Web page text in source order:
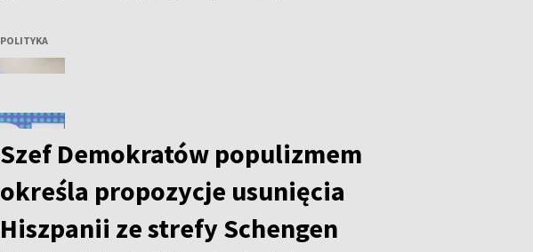
POLITYKA
Szef Demokratów populizmem
określa propozycje usunięcia
Hiszpanii ze strefy Schengen